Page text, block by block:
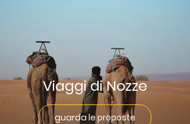
Viaggi di Nozze
guarda le proposte